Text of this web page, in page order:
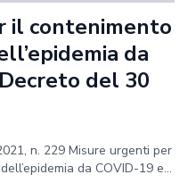
il contenimento
da
del 30
n. 229 Misure urgenti per
da COVID-19 e...